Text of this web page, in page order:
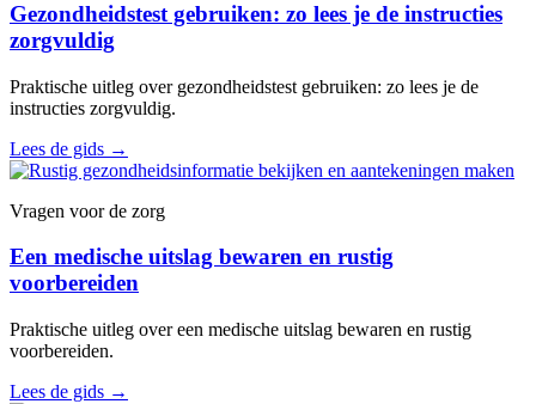
Gezondheidstest gebruiken: zo lees je de instructies
zorgvuldig
Praktische uitleg over gezondheidstest gebruiken: zo lees je de
instructies zorgvuldig.
Lees de gids →
Vragen voor de zorg
Een medische uitslag bewaren en rustig
voorbereiden
Praktische uitleg over een medische uitslag bewaren en rustig
voorbereiden.
Lees de gids →